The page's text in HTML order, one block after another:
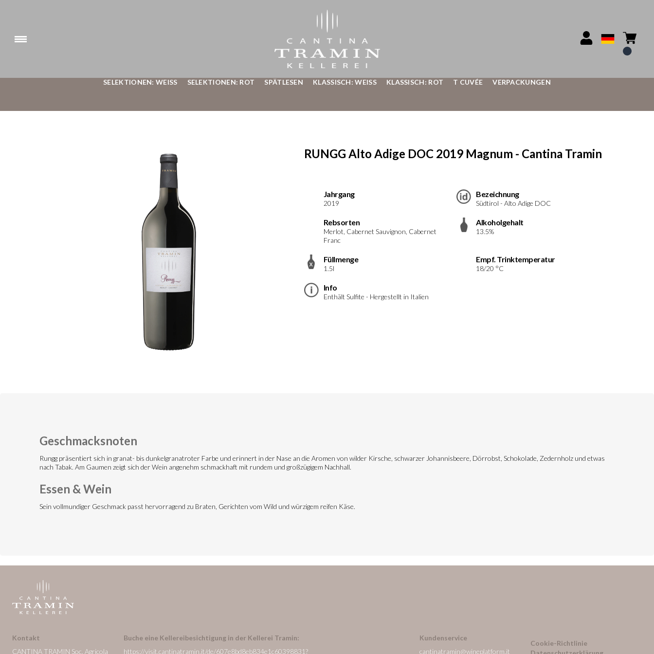
SELEKTIONEN: WEISS SELEKTIONEN: ROT SPÄTLESEN KLASSISCH: WEISS KLASSISCH: ROT T CUVÉE VERPACKUNGEN
RUNGG Alto Adige DOC 2019 Magnum - Cantina Tramin
Jahrgang
2019
Bezeichnung
Südtirol - Alto Adige DOC
Rebsorten
Merlot, Cabernet Sauvignon, Cabernet
Franc
Alkoholgehalt
13.5%
Füllmenge
1.5l
Empf. Trinktemperatur
18/20 °C
Info
Enthält Sulfite - Hergestellt in Italien
Geschmacksnoten
Rungg präsentiert sich in granat- bis dunkelgranatroter Farbe und erinnert in der Nase an die Aromen von wilder Kirsche, schwarzer Johannisbeere, Dörrobst, Schokolade, Zedernholz und etwas
nach Tabak. Am Gaumen zeigt sich der Wein angenehm schmackhaft mit rundem und großzügigem Nachhall.
Essen & Wein
Sein vollmundiger Geschmack passt hervorragend zu Braten, Gerichten vom Wild und würzigem reifen Käse.
Kontakt
CANTINA TRAMIN Soc. Agricola
Buche eine Kellereibesichtigung in der Kellerei Tramin:
https://visit.cantinatramin.it/de/607e8bd8eb834e1c60398831?
Kundenservice
cantinatramin@wineplatform.it
Cookie-Richtlinie